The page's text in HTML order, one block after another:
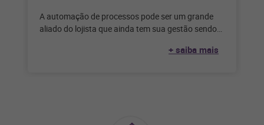
A automação de processos pode ser um grande
aliado do lojista que ainda tem sua gestão sendo
+ saiba mais